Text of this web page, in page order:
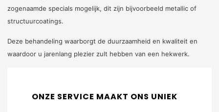
zogenaamde specials mogelijk, dit zijn bijvoorbeeld metallic of
structuurcoatings.
Deze behandeling waarborgt de duurzaamheid en kwaliteit en
waardoor u jarenlang plezier zult hebben van een hekwerk.
ONZE SERVICE MAAKT ONS UNIEK